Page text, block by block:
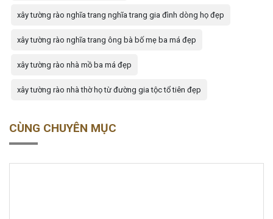
xây tường rào nghĩa trang nghĩa trang gia đình dòng họ đẹp
xây tường rào nghĩa trang ông bà bố mẹ ba má đẹp
xây tường rào nhà mồ ba má đẹp
xây tường rào nhà thờ họ từ đường gia tộc tổ tiên đẹp
CÙNG CHUYÊN MỤC